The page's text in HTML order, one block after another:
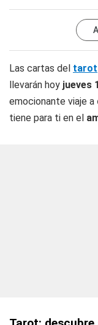
Las cartas del tarot
llevarán hoy jueves
emocionante viaje a
tiene para ti en el